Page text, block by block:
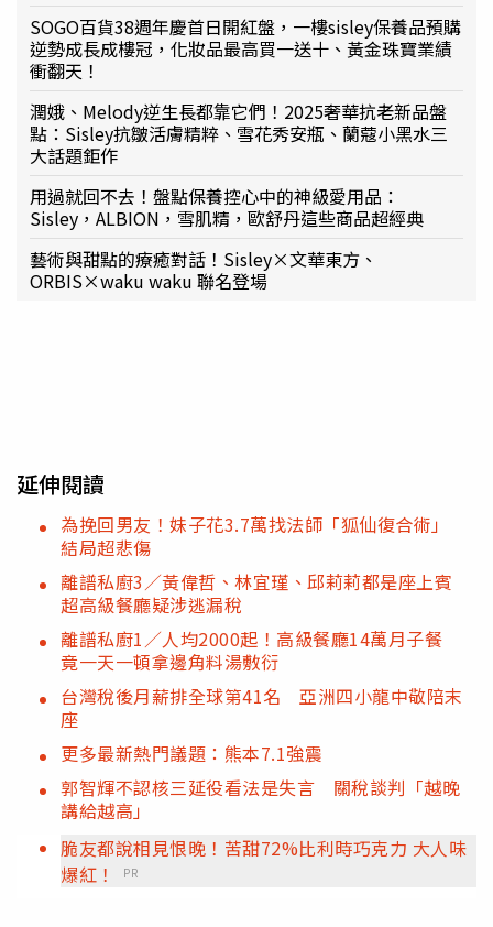
SOGO百貨38週年慶首日開紅盤，一樓sisley保養品預購
逆勢成長成樓冠，化妝品最高買一送十、黃金珠寶業績
衝翻天！
潤娥、Melody逆生長都靠它們！2025奢華抗老新品盤
點：Sisley抗皺活膚精粹、雪花秀安瓶、蘭蔻小黑水三
大話題鉅作
用過就回不去！盤點保養控心中的神級愛用品：
Sisley，ALBION，雪肌精，歐舒丹這些商品超經典
藝術與甜點的療癒對話！Sisley×文華東方、
ORBIS×waku waku 聯名登場
延伸閱讀
為挽回男友！妹子花3.7萬找法師「狐仙復合術」
結局超悲傷
離譜私廚3／黃偉哲、林宜瑾、邱莉莉都是座上賓
超高級餐廳疑涉逃漏稅
離譜私廚1／人均2000起！高級餐廳14萬月子餐
竟一天一頓拿邊角料湯敷衍
台灣稅後月薪排全球第41名 亞洲四小龍中敬陪末
座
更多最新熱門議題：熊本7.1強震
郭智輝不認核三延役看法是失言 關稅談判「越晚
講給越高」
脆友都說相見恨晚！苦甜72%比利時巧克力 大人味
爆紅！
PR